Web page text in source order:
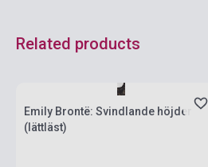
Related products
Emily Brontë: Svindlande höjder
(lättläst)